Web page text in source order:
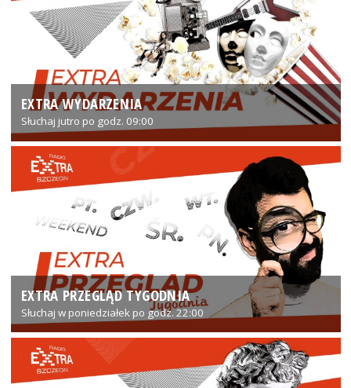
EXTRA WYDARZENIA
Słuchaj jutro po godz. 09:00
EXTRA PRZEGLĄD TYGODNIA
Słuchaj w poniedziałek po godz. 22:00